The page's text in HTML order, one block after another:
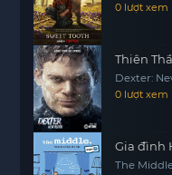
0 lượt xem
Thiên
Dexter:
0 lượt xem
Gia đình
The